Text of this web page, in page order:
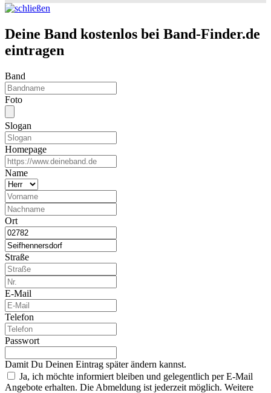
Deine Band kostenlos bei Band-Finder.de
eintragen
Band
Foto
Slogan
Homepage
Name
Ort
Straße
E-Mail
Telefon
Passwort
Damit Du Deinen Eintrag später ändern kannst.
Ja, ich möchte informiert bleiben und gelegentlich per E-Mail
Angebote erhalten. Die Abmeldung ist jederzeit möglich. Weitere